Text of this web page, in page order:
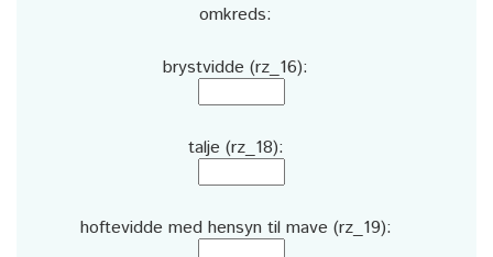
omkreds:
brystvidde (rz_16):
talje (rz_18):
hoftevidde med hensyn til mave (rz_19):